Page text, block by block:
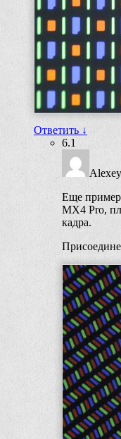
Ответить ↓
6.1
Alexey
Еще
MX4 Pro,
кадра.